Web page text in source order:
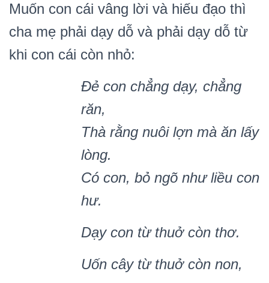
Muốn con cái vâng lời và hiếu đạo thì
cha mẹ phải dạy dỗ và phải dạy dỗ từ
khi con cái còn nhỏ:
Đẻ con chẳng dạy, chẳng
răn,
Thà rằng nuôi lợn mà ăn lấy
lòng.
Có con, bỏ ngõ như liều con
hư.
Dạy con từthuởcòn thơ.
Uốn cây từthuởcòn non,